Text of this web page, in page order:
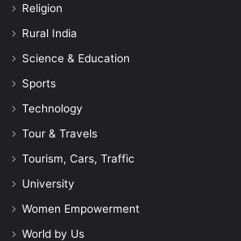
Religion
Rural India
Science & Education
Sports
Technology
Tour & Travels
Tourism, Cars, Traffic
University
Women Empowerment
World by Us